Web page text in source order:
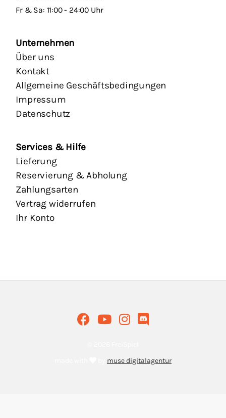
Fr & Sa: 11:00 - 24:00 Uhr
Unternehmen
Über uns
Kontakt
Allgemeine Geschäftsbedingungen
Impressum
Datenschutz
Services & Hilfe
Lieferung
Reservierung & Abholung
Zahlungsarten
Vertrag widerrufen
Ihr Konto
muse digitalagentur